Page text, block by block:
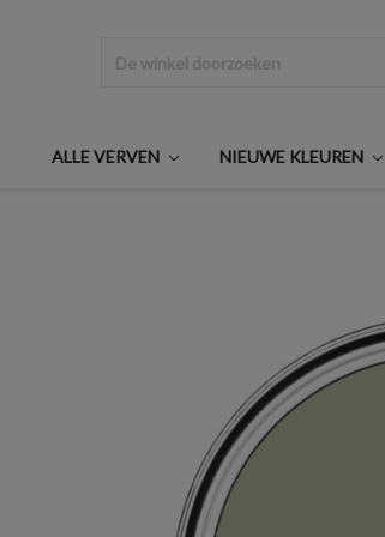
ALLE VERVEN NIEUWE KLEUREN